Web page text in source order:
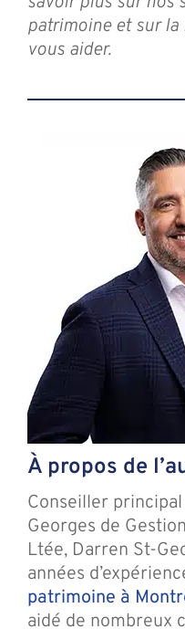
patrimoine et sur
vous aider.
À propos de
Conseiller
Georges de
Ltée, Darren St-
années
patrimoine à
aidé de nombreux